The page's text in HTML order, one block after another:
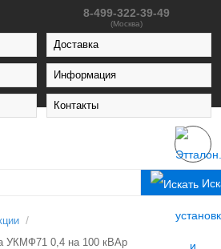
8-499-322-39-49
(Москва)
Доставка
Информация
Контакты
/
УКМФ71 0,4 на 100 кВАр